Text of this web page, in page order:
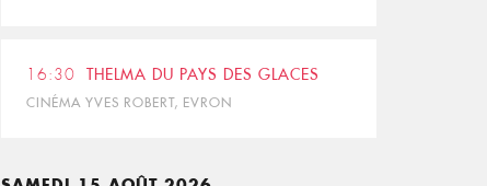
16:30 THELMA DU PAYS DES GLACES
CINÉMA YVES ROBERT, EVRON